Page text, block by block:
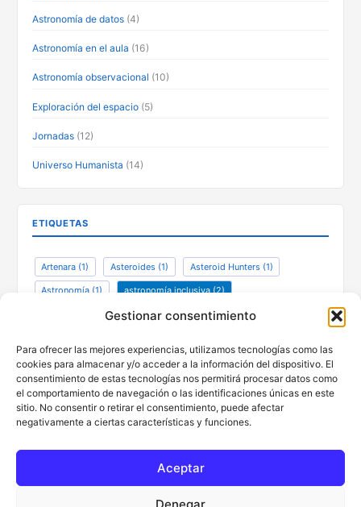
Gestionar consentimiento
Para ofrecer las mejores experiencias, utilizamos tecnologías como las
cookies para almacenar y/o acceder a la información del dispositivo. El
consentimiento de estas tecnologías nos permitirá procesar datos como
el comportamiento de navegación o las identificaciones únicas en este
sitio. No consentir o retirar el consentimiento, puede afectar
negativamente a ciertas características y funciones.
Aceptar
Denegar
Astronomía de datos(4)
Astronomía en el aula (16)
Astronomía observacional (10)
Exploración del espacio(5)
Jornadas(12)
Universo Humanista (14)
ETIQUETAS
Artenara (1) Asteroides (1) Asteroid Hunters (1)
Astronomía (1) astronomía inclusiva(2)
ciencia ciudadana(1) defensa planetaria(1)
Henrietta Swan Leavitt(1) Patrimonio(1)
Una ventana al Universo(1)